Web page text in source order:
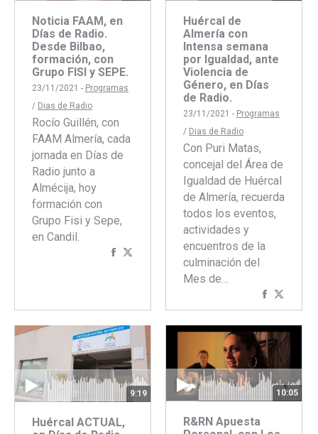
Noticia FAAM, en
Días de Radio.
Desde Bilbao,
formación, con
Grupo FISI y SEPE.
23/11/2021 - Programas
/ Dias de Radio
Rocío Guillén, con
FAAM Almería, cada
jornada en Días de
Radio junto a
Almécija, hoy
formación con
Grupo Fisi y Sepe,
en Candil.
Compartir
Huércal de
Almería con
Intensa semana
por Igualdad, ante
Violencia de
Género, en Días
de Radio.
23/11/2021 - Programas
/ Dias de Radio
Con Puri Matas,
concejal del Área de
Igualdad de Huércal
de Almería, recuerda
todos los eventos,
actividades y
encuentros de la
culminación del
Mes de…
Compartir
concon
9:19
Huércal ACTUAL,
10:05
R&RN Apuesta